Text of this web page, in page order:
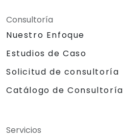
Consultoría
Nuestro Enfoque
Estudios de Caso
Solicitud de consultoría
Catálogo de Consultoría
Servicios